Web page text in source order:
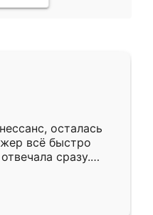
осталась
всё быстро
сразу.
подошёл к
Собрали
аккуратно, даже